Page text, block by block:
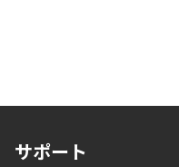
サポート